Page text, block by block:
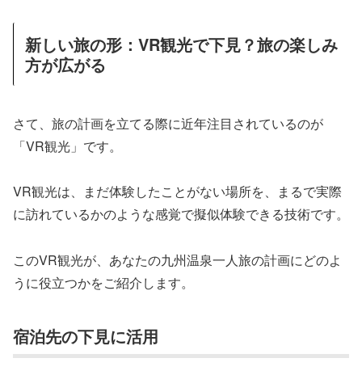
新しい旅の形：VR観光で下見？旅の楽しみ
方が広がる
さて、旅の計画を立てる際に近年注目されているのが
「VR観光」です。
VR観光は、まだ体験したことがない場所を、まるで実際
に訪れているかのような感覚で擬似体験できる技術です。
このVR観光が、あなたの九州温泉一人旅の計画にどのよ
うに役立つかをご紹介します。
宿泊先の下見に活用